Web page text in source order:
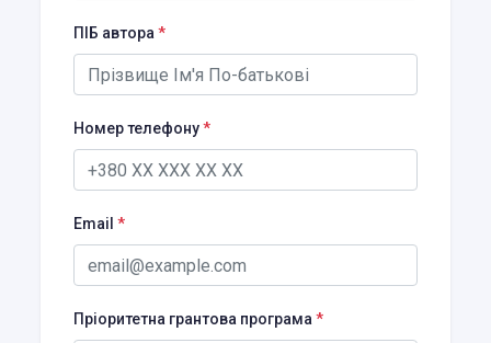
ПІБ автора*
Номер телефону*
Email*
Пріоритетна грантова програма*